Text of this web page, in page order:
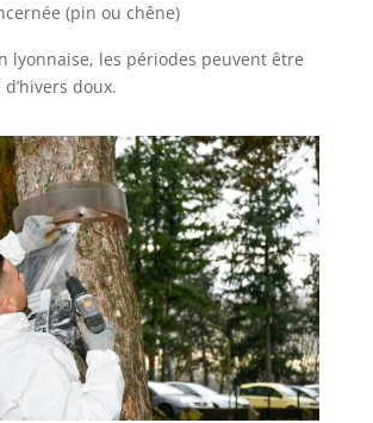
(pin ou chêne)
lyonnaise, les périodes peuvent être
doux.